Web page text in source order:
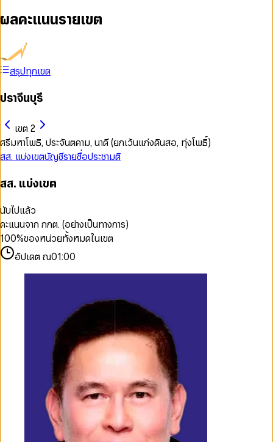
ผลคะแนนรายเขต
สรุปทุกเขต
ปราจีนบุรี
เขต 2
ศรีมหาโพธิ, ประจันตคาม, นาดี (ยกเว้นแก่งดินสอ, ทุ่งโพธิ์)
สส. แบ่งเขตบัญชีรายชื่อประชามติ
สส. แบ่งเขต
นับไปแล้ว
คะแนนจาก กกต. (อย่างเป็นทางการ)
100%ของหน่วยทั้งหมดในเขต
อัปเดต ณ01:00